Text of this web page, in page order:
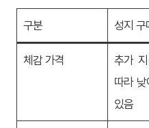
구분 성지 구
체감 가격
추가
따라
있음